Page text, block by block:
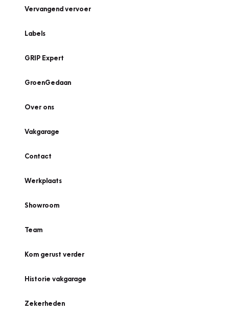
Vervangend vervoer
Labels
GRIP Expert
GroenGedaan
Over ons
Vakgarage
Contact
Werkplaats
Showroom
Team
Kom gerust verder
Historie vakgarage
Zekerheden